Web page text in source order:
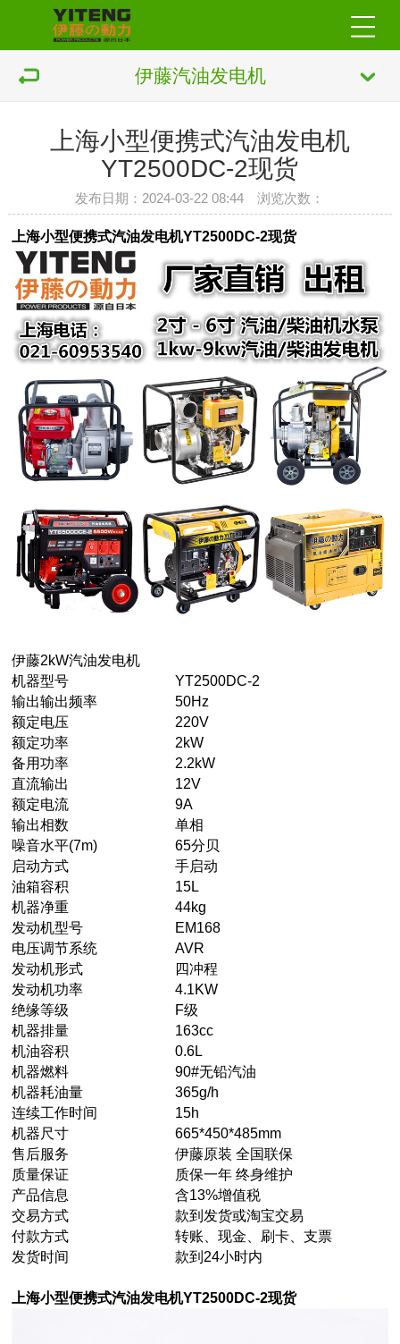
伊藤汽油发电机
上海小型便携式汽油发电机
YT2500DC-2现货
发布日期：2024-03-22 08:44 浏览次数：
上海小型便携式汽油发电机YT2500DC-2现货
伊藤2kW汽油发电机
机器型号
YT2500DC-2
输出输出频率
50Hz
额定电压
220V
额定功率
2kW
备用功率
2.2kW
直流输出
12V
额定电流
9A
输出相数
单相
噪音水平(7m)
65分贝
启动方式
手启动
油箱容积
15L
机器净重
44kg
发动机型号
EM168
电压调节系统
AVR
发动机形式
四冲程
发动机功率
4.1KW
绝缘等级
F级
机器排量
163cc
机油容积
0.6L
机器燃料
90#无铅汽油
机器耗油量
365g/h
连续工作时间
15h
机器尺寸
665*450*485mm
售后服务
伊藤原装 全国联保
质量保证
质保一年 终身维护
产品信息
含13%增值税
交易方式
款到发货或淘宝交易
付款方式
转账、现金、刷卡、支票
发货时间
款到24小时内
上海小型便携式汽油发电机YT2500DC-2现货